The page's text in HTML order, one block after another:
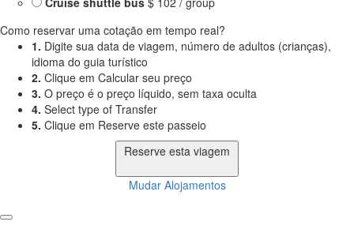
Como reservar uma cotação em tempo real?
1. Digite sua data de viagem, número de adultos (crianças),
idioma do guia turístico
2. Clique em Calcular seu preço
3. O preço é o preço líquido, sem taxa oculta
4. Select type of Transfer
5. Clique em Reserve este passeio
Reserve esta viagem
Mudar Alojamentos